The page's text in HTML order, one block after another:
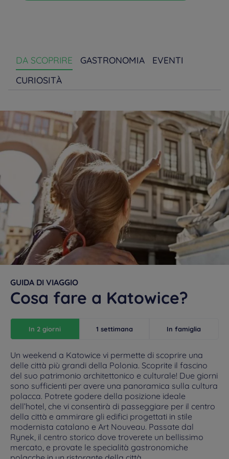
DA SCOPRIRE GASTRONOMIA
EVENTI
CURIOSITÀ
GUIDA DI VIAGGIO
Cosa fare a Katowice?
In 2 giorni 1 settimana In famiglia
Un weekend a Katowice vi permette di scoprire una
delle città più grandi della Polonia. Scoprite il fascino
del suo patrimonio architettonico e culturale! Due giorni
sono sufficienti per avere una panoramica sulla cultura
polacca. Potrete godere della posizione ideale
dell’hotel, che vi consentirà di passeggiare per il centro
della città e ammirare gli edifici progettati in stile
modernista catalano e Art Nouveau. Passate dal
Rynek, il centro storico dove troverete un bellissimo
mercato, e provate le specialità gastronomiche